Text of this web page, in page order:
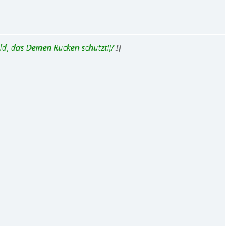
das Deinen Rücken schützt![/I]